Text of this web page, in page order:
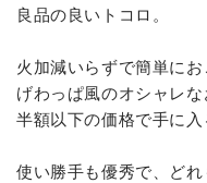
良品の良いトコロ。
火加減いらずで簡単に
げわっぱ風のオシャレ
半額以下の価格で手に
使い勝手も優秀で、ど